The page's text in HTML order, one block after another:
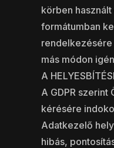
körben
formátumban
más módon
A
A GDPR szerint
kérésére
Adatkezelő
hibás,